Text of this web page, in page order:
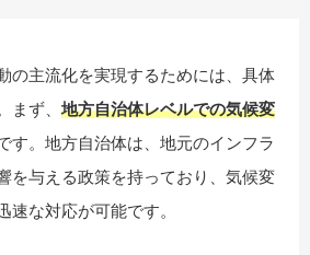
の主流化を実現するためには、具体
まず、 地方自治体レベルでの気候変
す。地方自治体は、地元のインフラ
を与える政策を持っており、気候変
速な対応が可能です。